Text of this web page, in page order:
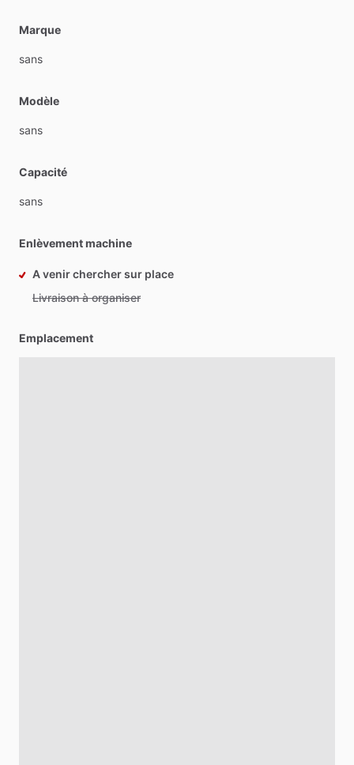
Marque
sans
Modèle
sans
Capacité
sans
Enlèvement machine
A venir chercher sur place
Livraison à organiser
Emplacement